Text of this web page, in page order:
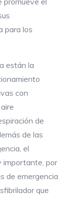
para los
están la
con
de
de las
el
importante, por
de emergencia
que